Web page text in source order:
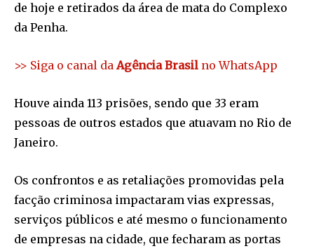
de hoje e retirados da área de mata do Complexo
da Penha.
>> Siga o canal daAgência Brasil no WhatsApp
Houve ainda 113 prisões, sendo que 33 eram
pessoas de outros estados que atuavam no Rio de
Janeiro.
Os confrontos e as retaliações promovidas pela
facção criminosa impactaram vias expressas,
serviços públicos e até mesmo o funcionamento
de empresas na cidade, que fecharam as portas